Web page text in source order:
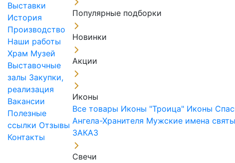
Выставки
История
Производство
Наши работы
Храм Музей
Выставочные
залы Закупки,
реализация
Вакансии
Полезные
ссылки Отзывы
Контакты
Популярные подборки
Новинки
Акции
Иконы
Все товары Иконы "Троица" Иконы
Ангела-Хранителя Мужские имена
ЗАКАЗ
Свечи